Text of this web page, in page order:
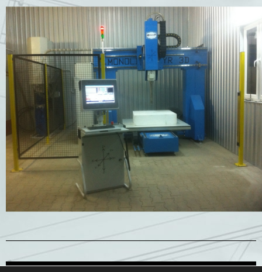
Frezarka 3 osiowa - otwarta
Frezarki CNC 3D Axis 3, zbudowane w całości z konstrukcji
stalowej/otwartej, wyposażone w stół próżniowy dla bez
uchwytowego mocowania bloków EPS o max. wymiarach
1500x1500x500 [mm]. Posiadają manualną wymianę
narzędzia/końcówki frezującej, jej wymiana w trakcie pracy g-
codu polega na zatrzymaniu obracającego się narzędzia,
przejazdu do bocznej krawędzi stołu, tutaj operator wymienia
końcówkę frezującą, po powrocie do pulpitu sterującego
operator uruchamia przyciskiem dalszy proces obróbczy.
Frezarki CNC posiadają siatkę bezpieczeństwa, która jest
indywidualnie dopasowywana do pomieszczenia w którym
będzie pracowała maszyna, a wejścia w jej pole chronią bariery
laserowe. Każda nasza frezarka wyposażona jest w dotykowy
pulpit sterujący, dzięki któremu operator może sterować
wszystkimi funkcjami frezarki CNC.